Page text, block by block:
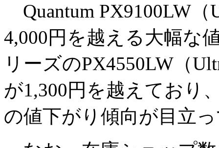
Quantum PX9100LW（
4,000円を越える大幅な
リーズのPX4550LW（
が1,300円を越えており
の値下がり傾向が目立